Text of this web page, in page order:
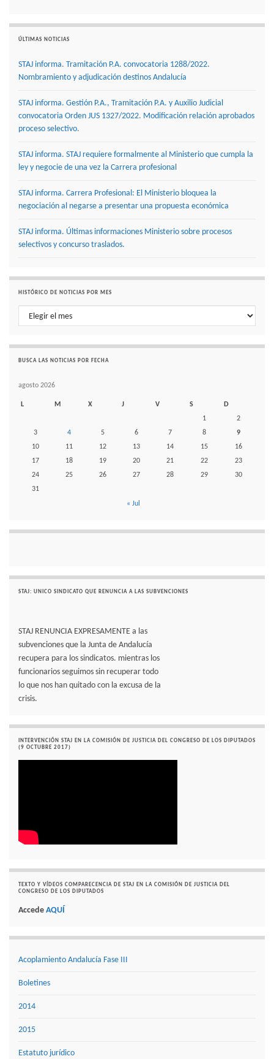
ÚLTIMAS NOTICIAS
STAJ informa. Tramitación P.A. convocatoria 1288/2022.
Nombramiento y adjudicación destinos Andalucía
STAJ informa. Gestión P.A., Tramitación P.A. y Auxilio Judicial
convocatoria Orden JUS 1327/2022. Modificación relación aprobados
proceso selectivo.
STAJ informa. STAJ requiere formalmente al Ministerio que cumpla la
ley y negocie de una vez la Carrera profesional
STAJ informa. Carrera Profesional: El Ministerio bloquea la
negociación al negarse a presentar una propuesta económica
STAJ informa. Últimas informaciones Ministerio sobre procesos
selectivos y concurso traslados.
HISTÓRICO DE NOTICIAS POR MES
Histórico de noticias por mes
BUSCA LAS NOTICIAS POR FECHA
agosto 2026
L M X J V S
D
1
2
3
4 5 6 7 8
9
10
11 12 13 14 15
16
17
18 19 20 21 22
23
24
25 26 27 28 29
30
31
« Jul
STAJ: UNICO SINDICATO QUE RENUNCIA A LAS SUBVENCIONES
STAJ RENUNCIA EXPRESAMENTE a las
subvenciones que la Junta de Andalucía
recupera para los sindicatos. mientras los
funcionarios seguimos sin recuperar todo
lo que nos han quitado con la excusa de la
crisis.
INTERVENCIÓN STAJ EN LA COMISIÓN DE JUSTICIA DEL CONGRESO DE LOS DIPUTADOS
(9 OCTUBRE 2017)
TEXTO Y VÍDEOS COMPARECENCIA DE STAJ EN LA COMISIÓN DE JUSTICIA DEL
CONGRESO DE LOS DIPUTADOS
Accede AQUÍ
Acoplamiento Andalucía Fase III
Boletines
2014
2015
Estatuto jurídico